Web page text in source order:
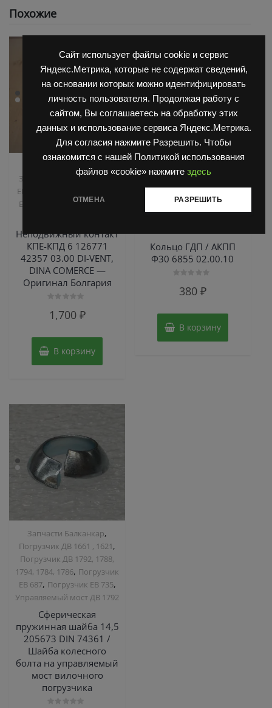
Сайт использует файлы cookie и сервис
Яндекс.Метрика, которые не содержат сведений,
на основании которых можно идентифицировать
личность пользователя. Продолжая работу с
сайтом, Вы соглашаетесь на обработку этих
данных и использование сервиса Яндекс.Метрика.
Для согласия нажмите Разрешить. Чтобы
ознакомится с нашей Политикой использования
файлов «cookie» нажмите здесь
ОТМЕНА РАЗРЕШИТЬ
Похожие
Запчасти Балканкар
Запчасти ЕП 001 / ЕП 006 /
ЕП 011 / ЕС 301
ЕВ 687
Погрузчик ЕВ 717
Неподвижный контакт
КПЕ-КПД 6 126771
42357 03.00 DI-VENT,
DINA COMERCE —
Оригинал Болгария
01,700 ₽
В корзину
Коробка ГДП(АКПП)
6860/6855/6870,Погрузчик
ДВ 1661 , 1621,Погрузчик
Кольцо ГДП / АКПП
Ф30 6855 02.00.10
380 ₽
В корзину
Запчасти Балканкар,
Погрузчик ДВ 1661 , 1621,
Погрузчик ДВ 1792, 1788,
1794, 1784, 1786, Погрузчик
ЕВ 687, Погрузчик ЕВ 735,
Управляемый мост ДВ 1792
Сферическая
пружинная шайба 14,5
205673 DIN 74361 /
Шайба колесного
болта на управляемый
мост вилочного
погрузчика